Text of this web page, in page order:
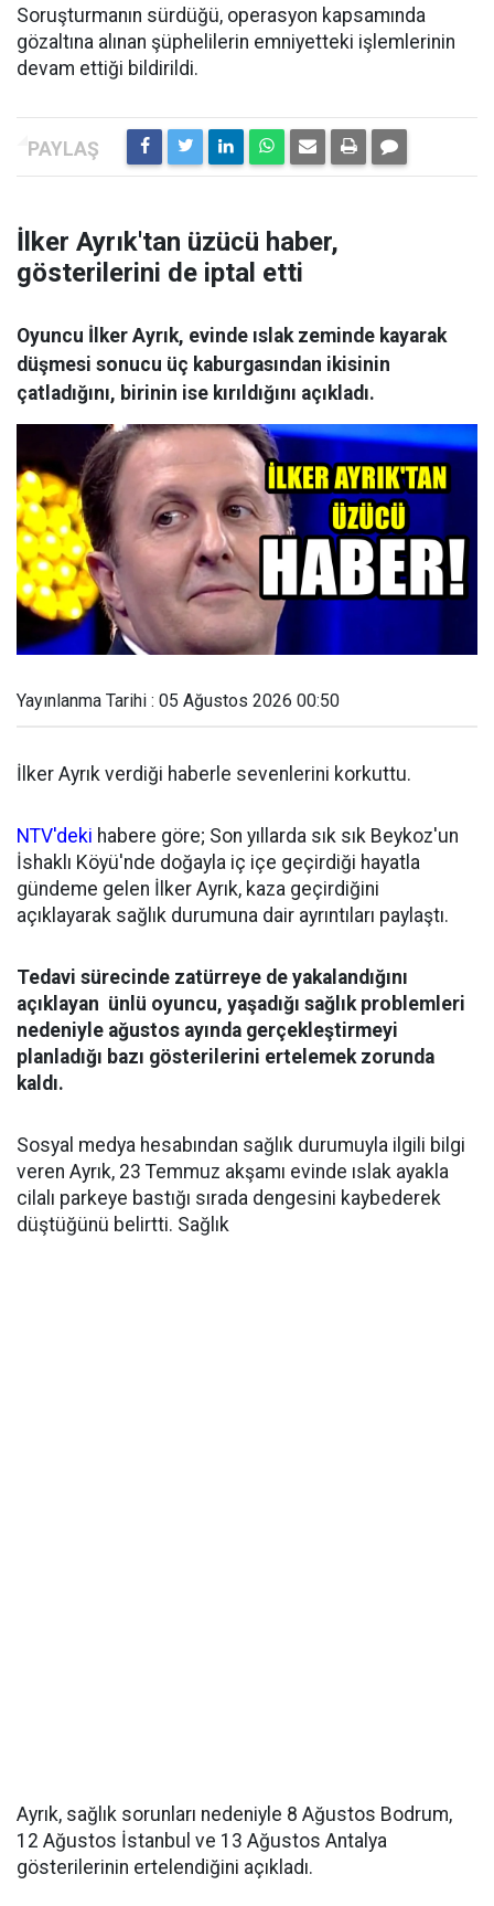
Soruşturmanın sürdüğü, operasyon kapsamında
gözaltına alınan şüphelilerin emniyetteki işlemlerinin
devam ettiği bildirildi.
İlker Ayrık'tan üzücü haber,
gösterilerini de iptal etti
Oyuncu İlker Ayrık, evinde ıslak zeminde kayarak
düşmesi sonucu üç kaburgasından ikisinin
çatladığını, birinin ise kırıldığını açıkladı.
Yayınlanma Tarihi : 05 Ağustos 2026 00:50
İlker Ayrık verdiği haberle sevenlerini korkuttu.
NTV'deki habere göre; Son yıllarda sık sık Beykoz'un
İshaklı Köyü'nde doğayla iç içe geçirdiği hayatla
gündeme gelen İlker Ayrık, kaza geçirdiğini
açıklayarak sağlık durumuna dair ayrıntıları paylaştı.
Tedavi sürecinde zatürreye de yakalandığını
açıklayan ünlü oyuncu, yaşadığı sağlık problemleri
nedeniyle ağustos ayında gerçekleştirmeyi
planladığı bazı gösterilerini ertelemek zorunda
kaldı.
Sosyal medya hesabından sağlık durumuyla ilgili bilgi
veren Ayrık, 23 Temmuz akşamı evinde ıslak ayakla
cilalı parkeye bastığı sırada dengesini kaybederek
düştüğünü belirtti. Sağlık
Ayrık, sağlık sorunları nedeniyle 8 Ağustos Bodrum,
12 Ağustos İstanbul ve 13 Ağustos Antalya
gösterilerinin ertelendiğini açıkladı.